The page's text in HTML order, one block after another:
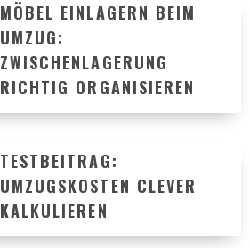
MÖBEL EINLAGERN BEIM
UMZUG:
ZWISCHENLAGERUNG
RICHTIG ORGANISIEREN
TESTBEITRAG:
UMZUGSKOSTEN CLEVER
KALKULIEREN